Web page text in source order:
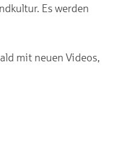
Es werden
mit neuen Videos,